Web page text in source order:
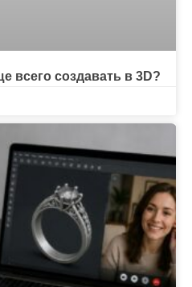
всего создавать в 3D?